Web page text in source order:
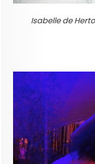
Isabelle de